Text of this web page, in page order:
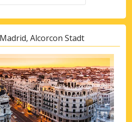
Alcorcon Stadt